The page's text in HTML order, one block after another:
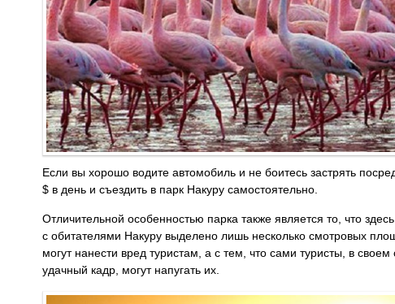
Если вы хорошо водите автомобиль и не боитесь застрять
$ в день и съездить в парк Накуру самостоятельно.
Отличительной особенностью парка также является то, что
с обитателями Накуру выделено лишь несколько смотровых
могут нанести вред туристам, а с тем, что сами туристы, в
удачный кадр, могут напугать их.